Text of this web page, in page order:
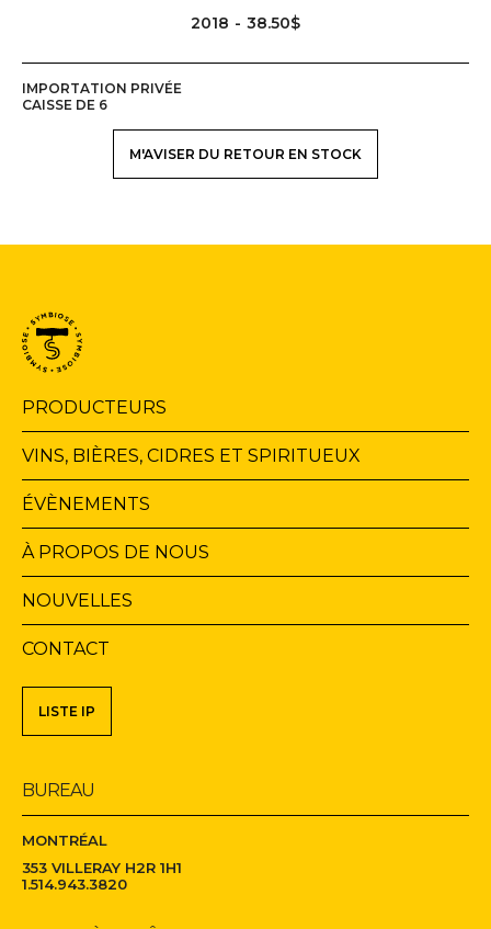
2018 38.50$
IMPORTATION PRIVÉE
CAISSE DE 6
M'AVISER DU RETOUR EN STOCK
Navigation
principale
PRODUCTEURS
VINS, BIÈRES, CIDRES ET SPIRITUEUX
ÉVÈNEMENTS
À PROPOS DE NOUS
NOUVELLES
CONTACT
Navigation
LISTE IP
BUREAU
MONTRÉAL
353 VILLERAY H2R 1H1
1.514.943.3820